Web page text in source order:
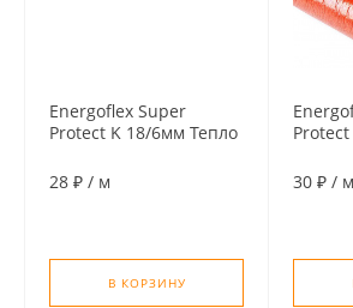
Energoflex Super
Protect K 18/6мм Тепло
2м), цвет красный
28 ₽ / м
В КОРЗИНУ
2м),
30 ₽ / м